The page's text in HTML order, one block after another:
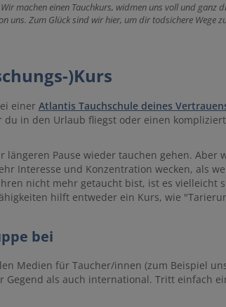
machen einen Tauchkurs, widmen uns voll und ganz
uns. Zum Glück sind wir hier, um dir todsichere Wege
)Kurs
einer Atlantis Tauchschule deines
in den Urlaub fliegst oder einen
Pause wieder tauchen gehen. Aber
Interesse und Konzentration wecken, als
nicht mehr getaucht bist, ist es vielleicht
hilft entweder ein Kurs, wie
bei
Medien für Taucher/innen (zum Beispiel
Gegend als auch international. Tritt einfach